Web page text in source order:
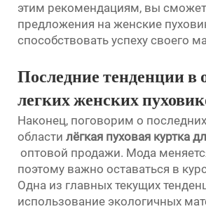
этим рекомендациям, вы
предложения на женские
способствовать успеху своего
Последние тенденции в
легких женских
Наконец, поговорим о
области лёгкая пуховая куртка
оптовой продажи. Мода
поэтому важно оставаться в
Одна из главных текущих
использование экологичных